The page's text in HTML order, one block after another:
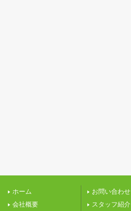
ホーム
会社概要
お問い合わせ
スタッフ紹介